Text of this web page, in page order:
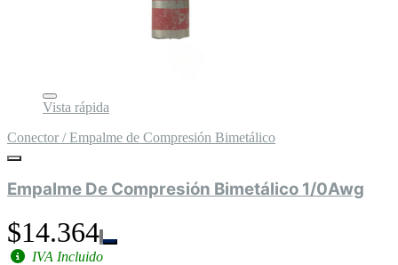
Vista rápida
Conector / Empalme de Compresión Bimetálico
Empalme De Compresión Bimetálico 1/0Awg
$14.364
IVA Incluido